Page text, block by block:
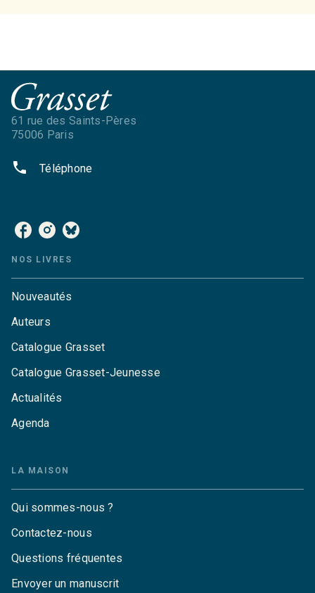
61 rue des Saints-Pères
75006 Paris
phone Téléphone
NOS LIVRES
Nouveautés
Auteurs
Catalogue Grasset
Catalogue Grasset-Jeunesse
Actualités
Agenda
LA MAISON
Qui sommes-nous ?
Contactez-nous
Questions fréquentes
Envoyer un manuscrit